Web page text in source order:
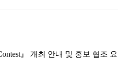
』 개최 안내 및 홍보 협조